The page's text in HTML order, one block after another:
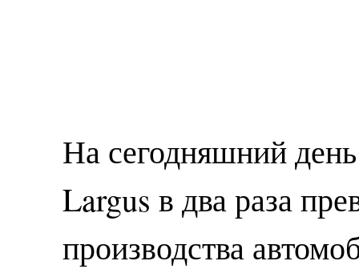
На сегодняшний
Largus в два раза
производства